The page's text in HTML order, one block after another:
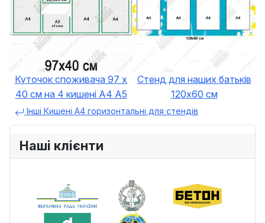
Куточок споживача 97 х
40 см на 4 кишені А4 А5
Стенд для наших батьків
120х60 см
Інші Кишені А4 горизонтальні для стендів
Наші клієнти